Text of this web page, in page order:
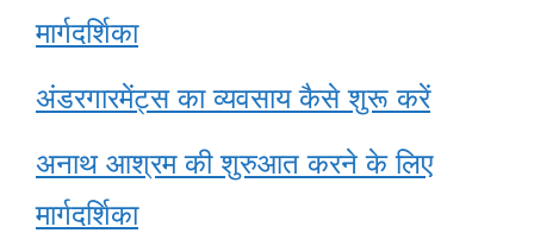
मार्गदर्शिका
अंडरगारमेंट्स का व्यवसाय कैसे शुरू करें
अनाथ आश्रम की शुरुआत करने के लिए
मार्गदर्शिका